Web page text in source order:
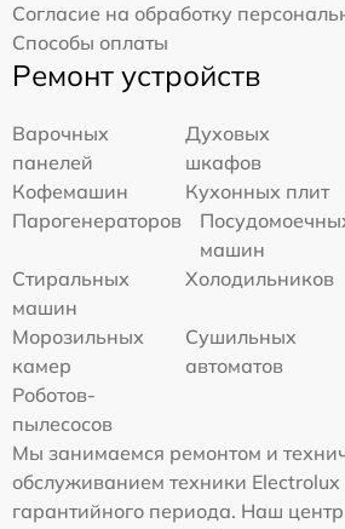
Согласие на обработку
Способы оплаты
Ремонт устройств
Варочных
панелей
Духовых
шкафов
Кофемашин
Кухонных плит
Парогенераторов
машин
Стиральных
машин
Холодильников
Морозильных
камер
Сушильных
автоматов
Роботов-
пылесосов
Мы занимаемся ремонтом и
обслуживанием техники Electrolux
гарантийного периода. Наш